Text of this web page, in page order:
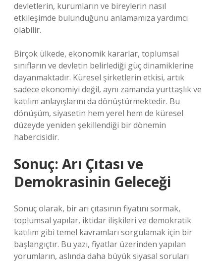
devletlerin, kurumların ve bireylerin nasıl
etkileşimde bulunduğunu anlamamıza yardımcı
olabilir.
Birçok ülkede, ekonomik kararlar, toplumsal
sınıfların ve devletin belirlediği güç dinamiklerine
dayanmaktadır. Küresel şirketlerin etkisi, artık
sadece ekonomiyi değil, aynı zamanda yurttaşlık ve
katılım anlayışlarını da dönüştürmektedir. Bu
dönüşüm, siyasetin hem yerel hem de küresel
düzeyde yeniden şekillendiği bir dönemin
habercisidir.
Sonuç: Arı Çıtası ve
Demokrasinin Geleceği
Sonuç olarak, bir arı çıtasının fiyatını sormak,
toplumsal yapılar, iktidar ilişkileri ve demokratik
katılım gibi temel kavramları sorgulamak için bir
başlangıçtır. Bu yazı, fiyatlar üzerinden yapılan
yorumların, aslında daha büyük siyasal soruları